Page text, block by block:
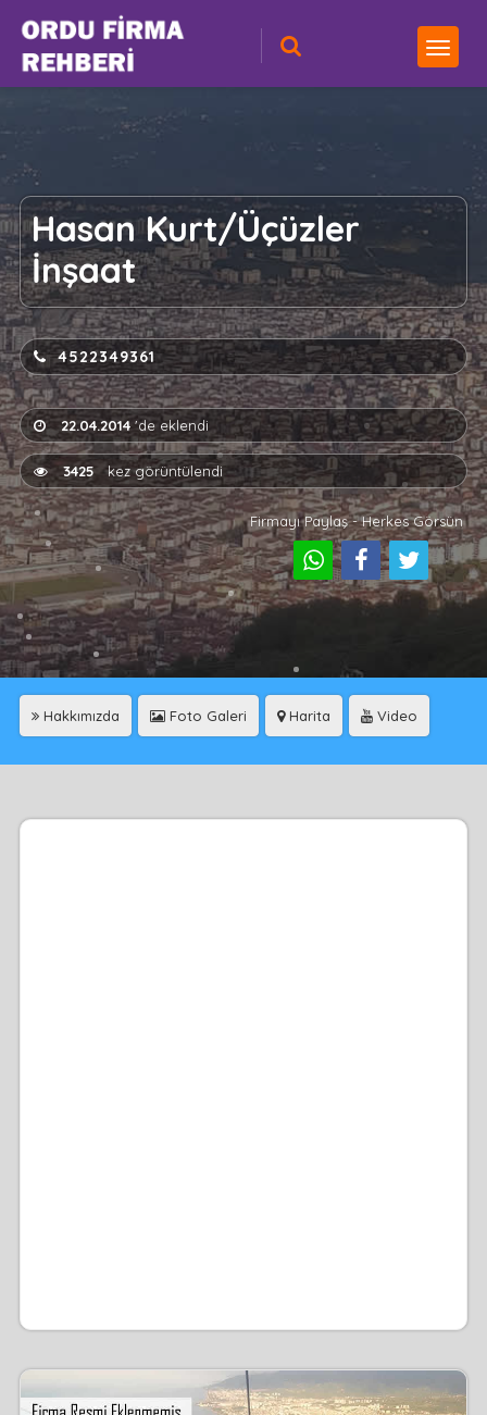
Hasan Kurt/Üçüzler
İnşaat
4522349361
22.04.2014'de eklendi
3425kez görüntülendi
Firmayı Paylaş - Herkes Görsün
Hakkımızda Foto Galeri Harita Video